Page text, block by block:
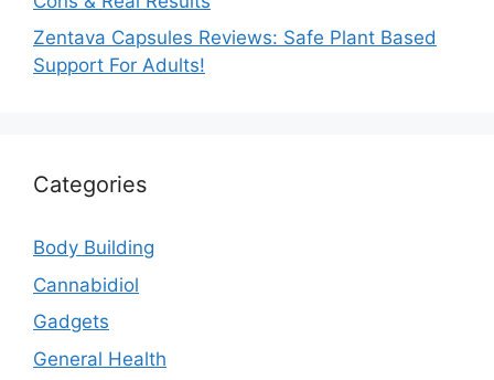
Zentava Capsules Reviews: Safe Plant Based
Support For Adults!
Categories
Body Building
Cannabidiol
Gadgets
General Health